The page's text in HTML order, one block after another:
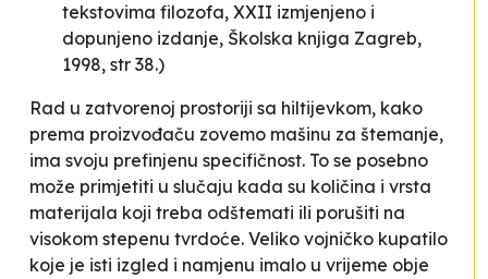
tekstovima filozofa, XXII izmjenjeno i
dopunjeno izdanje, Školska knjiga Zagreb,
1998, str 38.)
Rad u zatvorenoj prostoriji sa hiltijevkom, kako
prema proizvođaču zovemo mašinu za štemanje,
ima svoju prefinjenu specifičnost. To se posebno
može primjetiti u slučaju kada su količina i vrsta
materijala koji treba odštemati ili porušiti na
visokom stepenu tvrdoće. Veliko vojničko kupatilo
koje je isti izgled i namjenu imalo u vrijeme obje